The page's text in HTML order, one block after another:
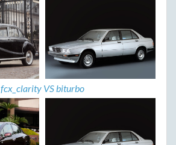
fcx_clarity VS biturbo